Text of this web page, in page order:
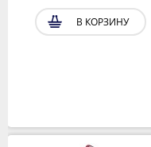
В КОРЗИНУ